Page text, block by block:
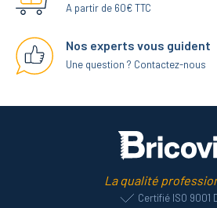
A partir de 60€ TTC
Nos experts vous guident
Une question ? Contactez-nous
La qualité
Certifié ISO 9001